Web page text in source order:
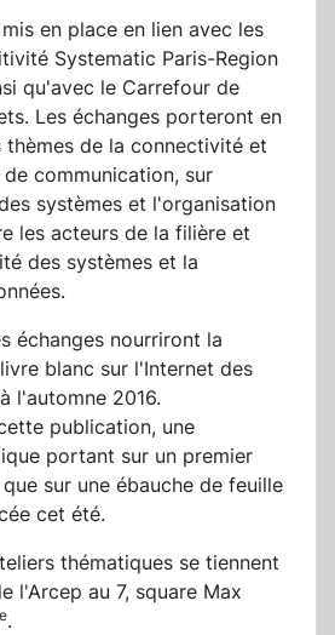
en place en lien avec les
Systematic Paris-Region
qu'avec le Carrefour de
Les échanges porteront en
de la connectivité et
communication, sur
systèmes et l'organisation
les acteurs de la filière et
des systèmes et la
échanges nourriront la
blanc sur l'Internet des
l'automne 2016.
publication, une
portant sur un premier
sur une ébauche de feuille
cet été.
thématiques se tiennent
l'Arcep au 7, square Max
e.